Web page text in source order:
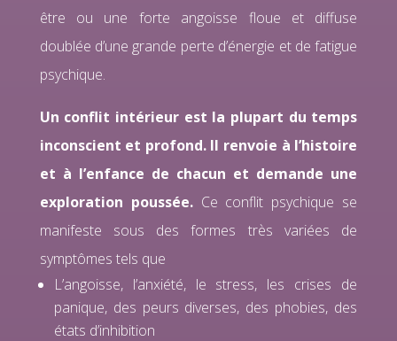
être ou une forte angoisse floue et diffuse
doublée d’une grande perte d’énergie et de fatigue
psychique.
Un conflit intérieur est la plupart du temps
inconscient et profond. Il renvoie à l’histoire
et à l’enfance de chacun et demande une
exploration poussée.Ce conflit psychique se
manifeste sous des formes très variées de
symptômes tels que
L’angoisse, l’anxiété, le stress, les crises de
panique, des peurs diverses, des phobies, des
états d’inhibition